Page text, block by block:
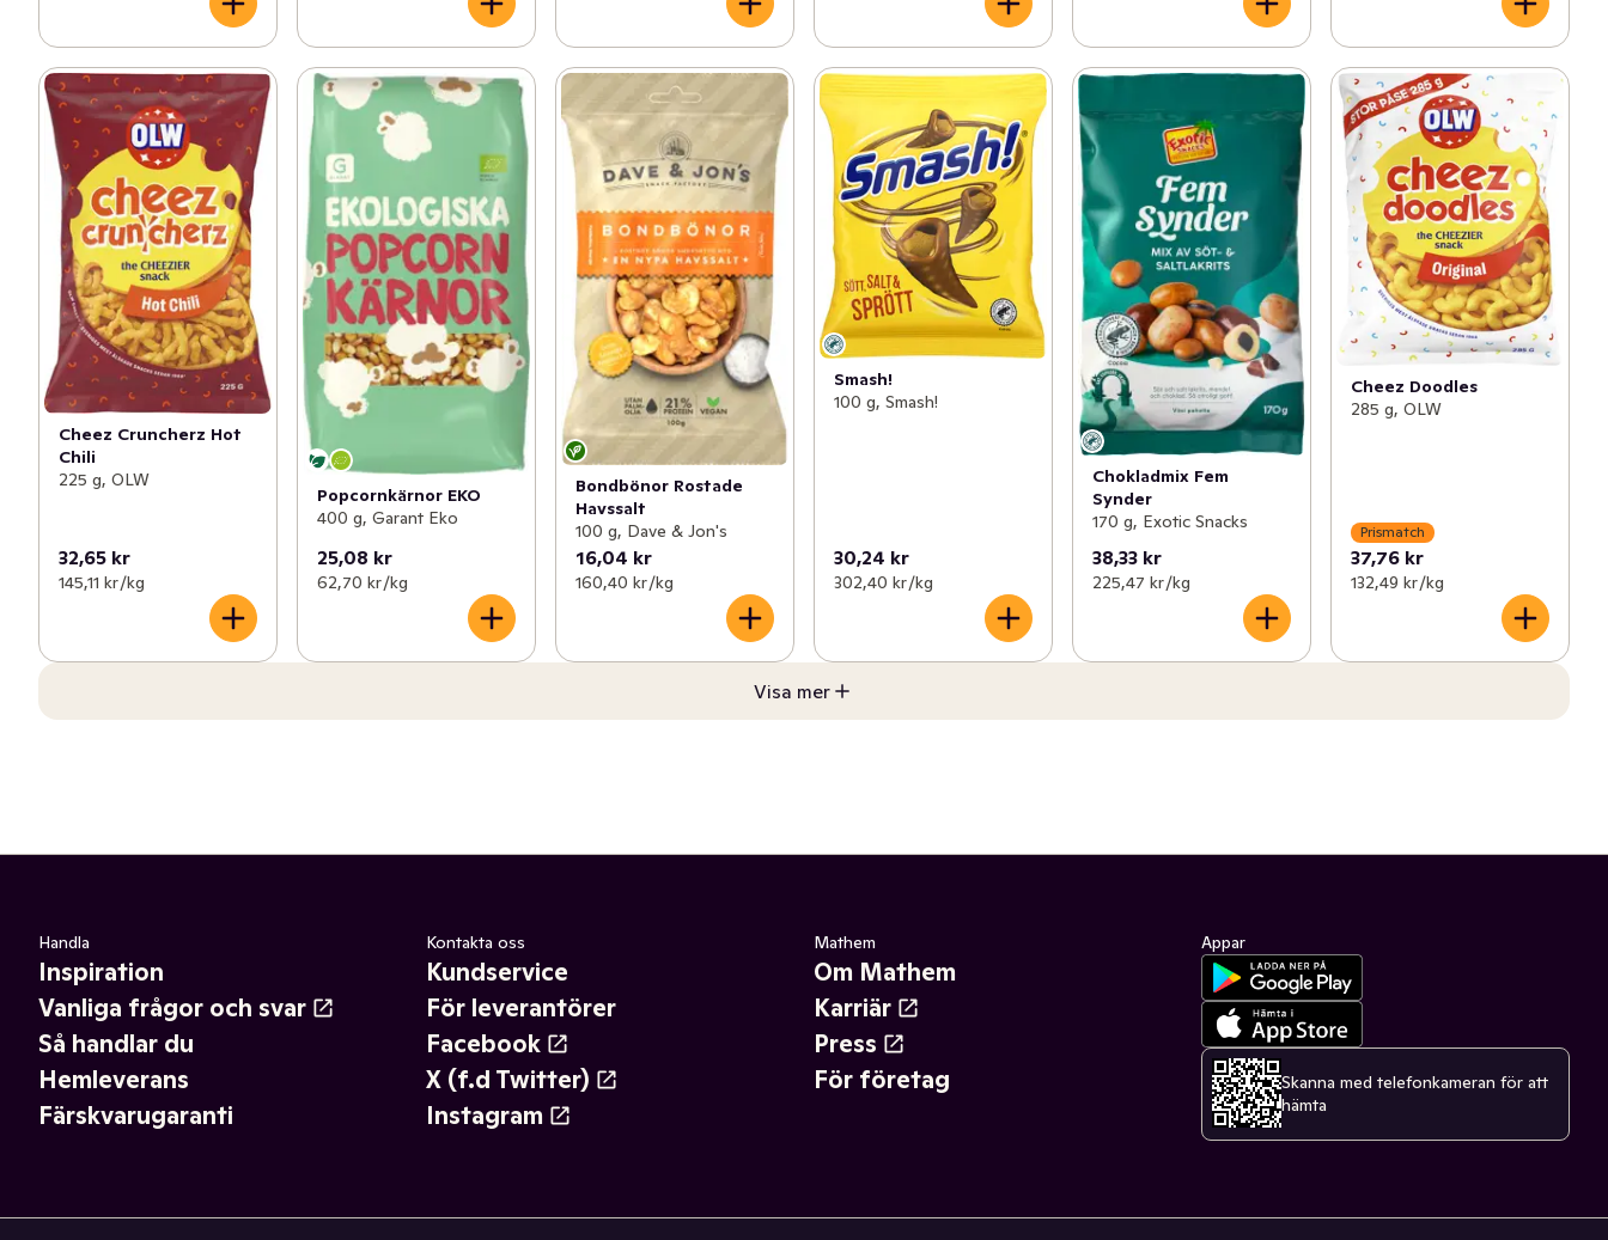
Cheez Cruncherz Hot
Chili
225 g, OLW
32,65 kr
145,11 kr /kg
Popcornkärnor EKO
400 g, Garant Eko
25,08 kr
62,70 kr /kg
Bondbönor Rostade
Havssalt
100 g, Dave & Jon's
16,04 kr
160,40 kr /kg
Smash!
100 g, Smash!
30,24 kr
302,40 kr /kg
Chokladmix Fem
Synder
170 g, Exotic Snacks
38,33 kr
225,47 kr /kg
Cheez Doodles
285 g, OLW
Prismatch
37,76 kr
132,49 kr /kg
Visa mer
Handla
Inspiration
Vanliga frågor och svar
Så handlar du
Hemleverans
Färskvarugaranti
Kontakta oss
Kundservice
För leverantörer
Facebook
X (f.d Twitter)
Instagram
Mathem
Om Mathem
Karriär
Press
För företag
Appar
Skanna med telefonkameran för att
hämta